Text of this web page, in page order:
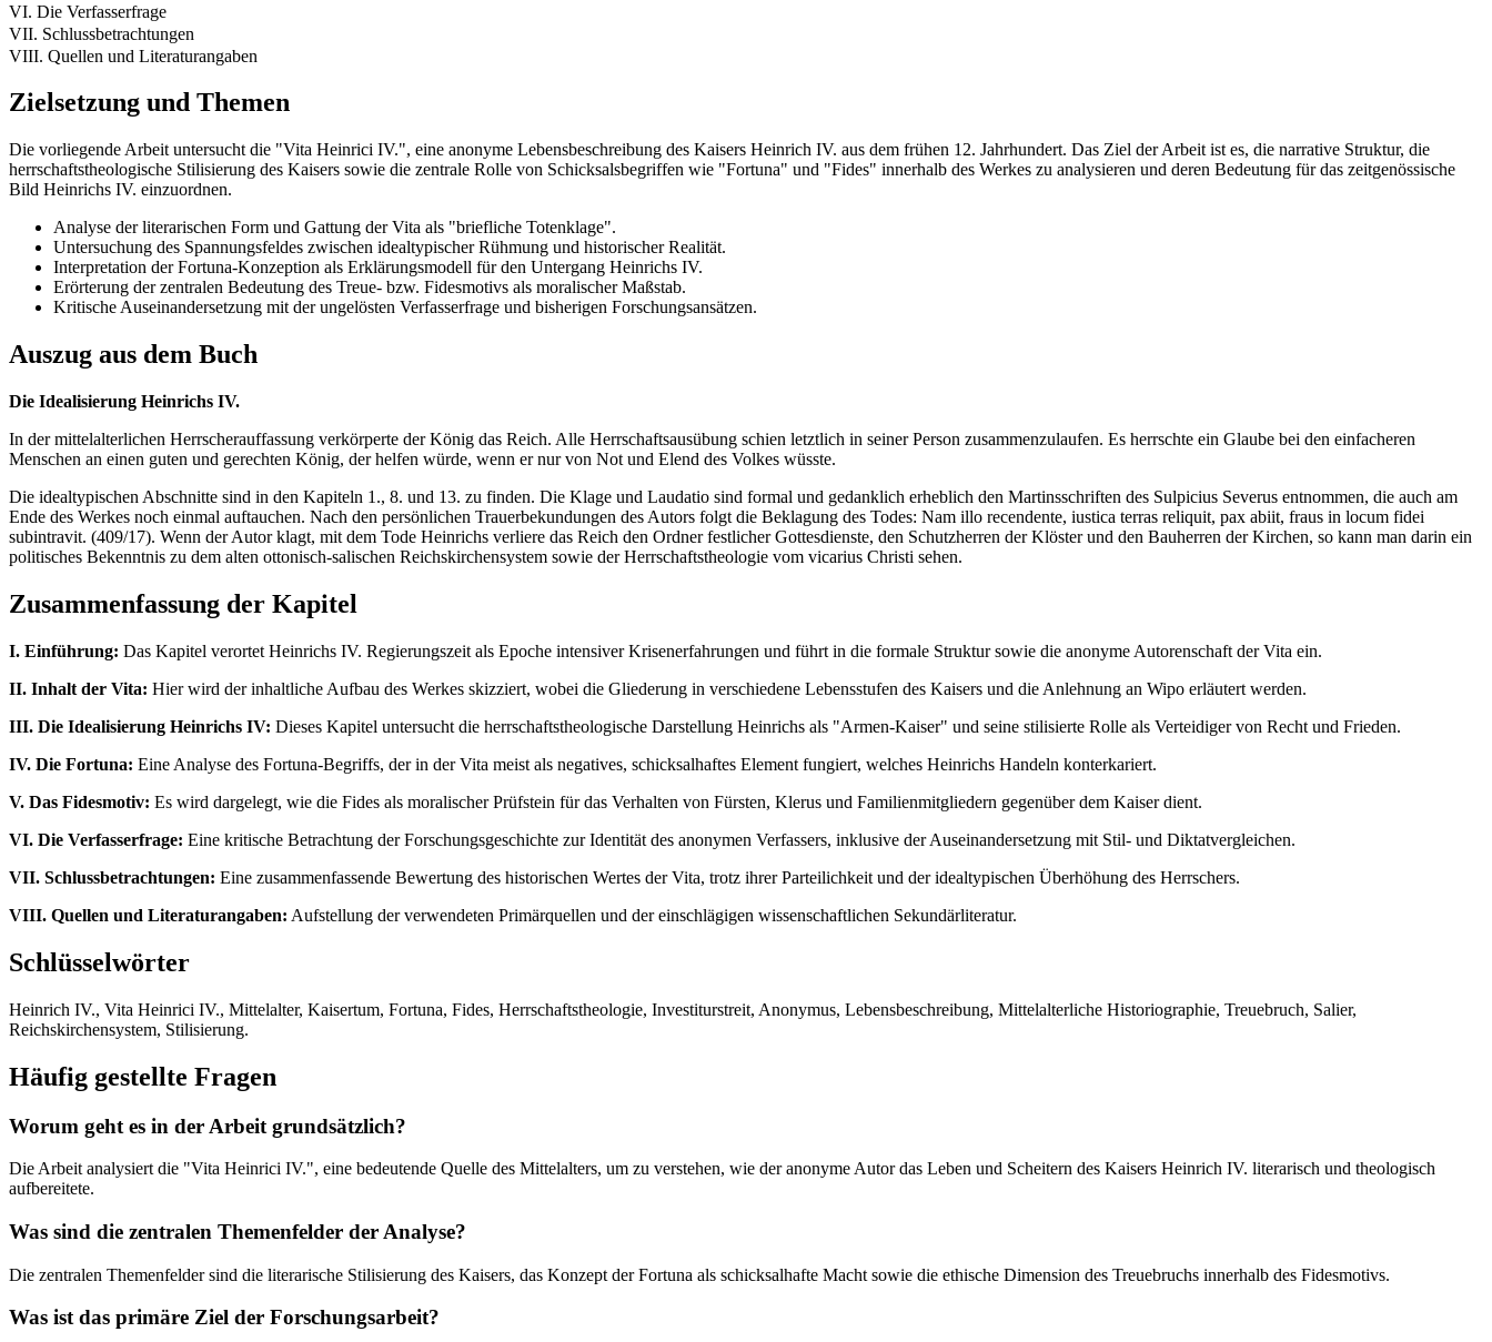
VI. Die Verfasserfrage
VII. Schlussbetrachtungen
VIII. Quellen und Literaturangaben
Zielsetzung und Themen
Die vorliegende Arbeit untersucht die "Vita Heinrici IV.", eine anonyme Lebensbeschreibung des Kaisers Heinrich IV. aus dem frühen 12. Jahrhundert. Das Ziel der Arbeit ist es, die narrative Struktur, die
herrschaftstheologische Stilisierung des Kaisers sowie die zentrale Rolle von Schicksalsbegriffen wie "Fortuna" und "Fides" innerhalb des Werkes zu analysieren und deren Bedeutung für das zeitgenössische
Bild Heinrichs IV. einzuordnen.
Analyse der literarischen Form und Gattung der Vita als "briefliche Totenklage".
Untersuchung des Spannungsfeldes zwischen idealtypischer Rühmung und historischer Realität.
Interpretation der Fortuna-Konzeption als Erklärungsmodell für den Untergang Heinrichs IV.
Erörterung der zentralen Bedeutung des Treue- bzw. Fidesmotivs als moralischer Maßstab.
Kritische Auseinandersetzung mit der ungelösten Verfasserfrage und bisherigen Forschungsansätzen.
Auszug aus dem Buch
Die Idealisierung Heinrichs IV.
In der mittelalterlichen Herrscherauffassung verkörperte der König das Reich. Alle Herrschaftsausübung schien letztlich in seiner Person zusammenzulaufen. Es herrschte ein Glaube bei den einfacheren
Menschen an einen guten und gerechten König, der helfen würde, wenn er nur von Not und Elend des Volkes wüsste.
Die idealtypischen Abschnitte sind in den Kapiteln 1., 8. und 13. zu finden. Die Klage und Laudatio sind formal und gedanklich erheblich den Martinsschriften des Sulpicius Severus entnommen, die auch am
Ende des Werkes noch einmal auftauchen. Nach den persönlichen Trauerbekundungen des Autors folgt die Beklagung des Todes: Nam illo recendente, iustica terras reliquit, pax abiit, fraus in locum fidei
subintravit. (409/17). Wenn der Autor klagt, mit dem Tode Heinrichs verliere das Reich den Ordner festlicher Gottesdienste, den Schutzherren der Klöster und den Bauherren der Kirchen, so kann man darin ein
politisches Bekenntnis zu dem alten ottonisch-salischen Reichskirchensystem sowie der Herrschaftstheologie vom vicarius Christi sehen.
Zusammenfassung der Kapitel
I. Einführung: Das Kapitel verortet Heinrichs IV. Regierungszeit als Epoche intensiver Krisenerfahrungen und führt in die formale Struktur sowie die anonyme Autorenschaft der Vita ein.
II. Inhalt der Vita: Hier wird der inhaltliche Aufbau des Werkes skizziert, wobei die Gliederung in verschiedene Lebensstufen des Kaisers und die Anlehnung an Wipo erläutert werden.
III. Die Idealisierung Heinrichs IV: Dieses Kapitel untersucht die herrschaftstheologische Darstellung Heinrichs als "Armen-Kaiser" und seine stilisierte Rolle als Verteidiger von Recht und Frieden.
IV. Die Fortuna: Eine Analyse des Fortuna-Begriffs, der in der Vita meist als negatives, schicksalhaftes Element fungiert, welches Heinrichs Handeln konterkariert.
V. Das Fidesmotiv: Es wird dargelegt, wie die Fides als moralischer Prüfstein für das Verhalten von Fürsten, Klerus und Familienmitgliedern gegenüber dem Kaiser dient.
VI. Die Verfasserfrage: Eine kritische Betrachtung der Forschungsgeschichte zur Identität des anonymen Verfassers, inklusive der Auseinandersetzung mit Stil- und Diktatvergleichen.
VII. Schlussbetrachtungen: Eine zusammenfassende Bewertung des historischen Wertes der Vita, trotz ihrer Parteilichkeit und der idealtypischen Überhöhung des Herrschers.
VIII. Quellen und Literaturangaben: Aufstellung der verwendeten Primärquellen und der einschlägigen wissenschaftlichen Sekundärliteratur.
Schlüsselwörter
Heinrich IV., Vita Heinrici IV., Mittelalter, Kaisertum, Fortuna, Fides, Herrschaftstheologie, Investiturstreit, Anonymus, Lebensbeschreibung, Mittelalterliche Historiographie, Treuebruch, Salier,
Reichskirchensystem, Stilisierung.
Häufig gestellte Fragen
Worum geht es in der Arbeit grundsätzlich?
Die Arbeit analysiert die "Vita Heinrici IV.", eine bedeutende Quelle des Mittelalters, um zu verstehen, wie der anonyme Autor das Leben und Scheitern des Kaisers Heinrich IV. literarisch und theologisch
aufbereitete.
Was sind die zentralen Themenfelder der Analyse?
Die zentralen Themenfelder sind die literarische Stilisierung des Kaisers, das Konzept der Fortuna als schicksalhafte Macht sowie die ethische Dimension des Treuebruchs innerhalb des Fidesmotivs.
Was ist das primäre Ziel der Forschungsarbeit?